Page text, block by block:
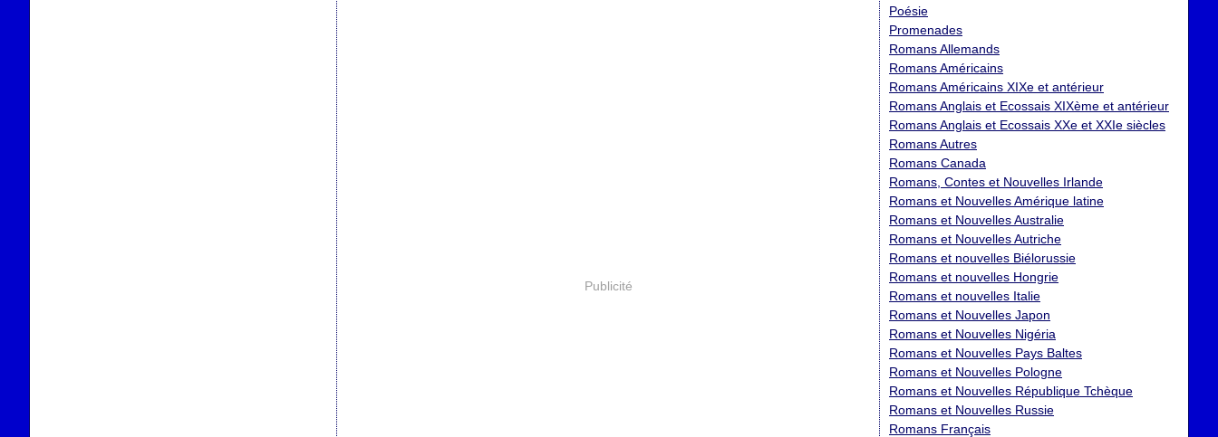
Publicité
Poésie
Promenades
Romans Allemands
Romans Américains
Romans Américains XIXe et antérieur
Romans Anglais et Ecossais XIXème et antérieur
Romans Anglais et Ecossais XXe et XXIe siècles
Romans Autres
Romans Canada
Romans, Contes et Nouvelles Irlande
Romans et Nouvelles Amérique latine
Romans et Nouvelles Australie
Romans et Nouvelles Autriche
Romans et nouvelles Biélorussie
Romans et nouvelles Hongrie
Romans et nouvelles Italie
Romans et Nouvelles Japon
Romans et Nouvelles Nigéria
Romans et Nouvelles Pays Baltes
Romans et Nouvelles Pologne
Romans et Nouvelles République Tchèque
Romans et Nouvelles Russie
Romans Français